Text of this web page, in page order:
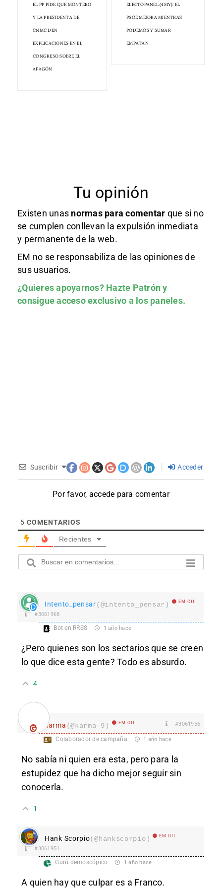
EL PP PIDE QUE MONTERO
Y LA PRESIDENTA DE
CNMC DEN
EXPLICACIONES EN EL
CONGRESO SOBRE EL
APAGÓN
ELECTOPANEL (4MY): EL
PSOE MEJORA MIENTRAS
PODEMOS Y SUMAR
EMPATAN
Tu opinión
Existen unas normas para comentar que si no
se cumplen conllevan la expulsión inmediata
y permanente de la web.
EM no se responsabiliza de las opiniones de
sus usuarios.
¿Quieres apoyarnos? Hazte Patróny
consigue acceso exclusivo a los paneles.
Suscribir Acceder
Por favor, accede para comentar
5 COMENTARIOS
Recientes
Intento_pensar(@intento_pensar) EM Off
#3061968
Bot en RRSS 1 año hace
¿Pero quienes son los sectarios que se creen
lo que dice esta gente? Todo es absurdo.
4
karma (@karma-9) EM Off #3061956
Colaborador de campaña 1 año hace
No sabía ni quien era esta, pero para la
estupidez que ha dicho mejor seguir sin
conocerla.
1
Hank Scorpio(@hankscorpio) EM Off
#3061951
Gurú demoscópico 1 año hace
A quien hay que culpar es a Franco.